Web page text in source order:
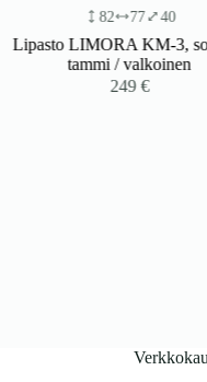
82 77 40
Lipasto LIMORA KM-3,
tammi / valkoinen
249€